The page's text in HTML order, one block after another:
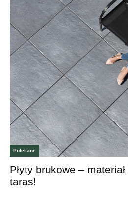
Polecane
Płyty brukowe –
taras!